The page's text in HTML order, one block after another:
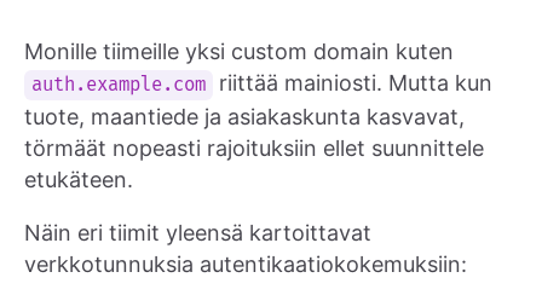
Monille tiimeille yksi custom domain kuten
auth.example.com
riittää mainiosti. Mutta kun
tuote, maantiede ja asiakaskunta kasvavat,
törmäät nopeasti rajoituksiin ellet suunnittele
etukäteen.
Näin eri tiimit yleensä kartoittavat
verkkotunnuksia autentikaatiokokemuksiin: